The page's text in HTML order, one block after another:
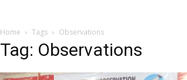
Home Tags Observations
Tag: Observations